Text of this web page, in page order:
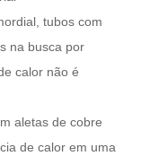
tubos com
​​na busca por
calor não é
aletas de cobre
de calor em uma